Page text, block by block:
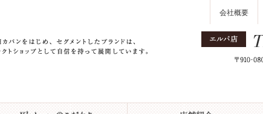
会社概要